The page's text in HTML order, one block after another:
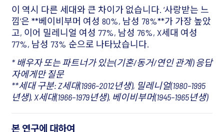
이 역시 다른 세대와 큰 차이가 없습니다. ‘사랑받는 느
낌’은 **베이비부머 여성 80%, 남성 78%**가 가장 높았
고, 이어 밀레니얼 여성 77%, 남성 76%, X세대 여성
77%, 남성 73% 순으로 나타났습니다.
* 배우자 또는 파트너가 있는(기혼/동거/연인 관계) 응답
자에게만 질문
**세대 구분: Z세대(1996–2012년생), 밀레니얼(1980–1995
년생), X세대(1966–1979년생), 베이비부머(1945–1965년생)
본 연구에 대하여